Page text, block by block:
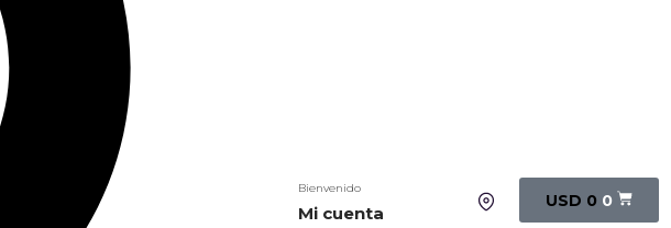
Bienvenido
Mi cuenta
USD 0 0